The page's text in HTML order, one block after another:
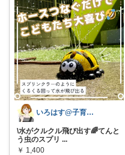
いろはす@子育て＊キッチン
\水がクルクル飛び出す🌈てんと
う虫のスプリ ...
￥ 1,400